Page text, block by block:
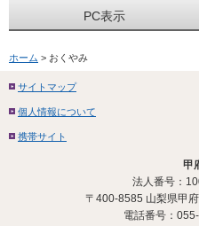
PC表示
ホーム > おくやみ
サイトマップ
個人情報について
携帯サイト
甲
法人番号：
〒400-8585 山梨県甲
電話番号：